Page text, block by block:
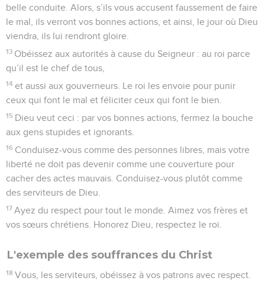
belle conduite. Alors, s’ils vous accusent faussement de faire
le mal, ils verront vos bonnes actions, et ainsi, le jour où Dieu
viendra, ils lui rendront gloire.
13 Obéissez aux autorités à cause du Seigneur : au roi parce
qu’il est le chef de tous,
14 et aussi aux gouverneurs. Le roi les envoie pour punir
ceux qui font le mal et féliciter ceux qui font le bien.
15 Dieu veut ceci : par vos bonnes actions, fermez la bouche
aux gens stupides et ignorants.
16 Conduisez-vous comme des personnes libres, mais votre
liberté ne doit pas devenir comme une couverture pour
cacher des actes mauvais. Conduisez-vous plutôt comme
des serviteurs de Dieu.
17 Ayez du respect pour tout le monde. Aimez vos frères et
vos sœurs chrétiens. Honorez Dieu, respectez le roi.
L'exemple des souffrances du Christ
18 Vous, les serviteurs, obéissez à vos patrons avec respect.